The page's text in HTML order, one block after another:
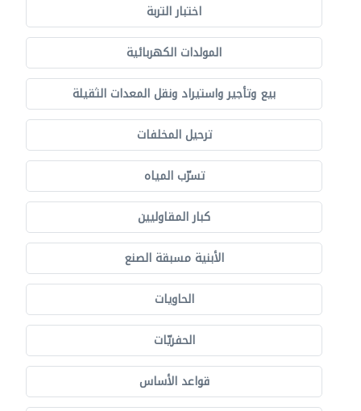
اختبار التربة
المولدات الكهربائية
بيع وتأجير واستيراد ونقل المعدات الثقيلة
ترحيل المخلفات
تسرّب المياه
كبار المقاوليين
الأبنية مسبقة الصنع
الحاويات
الحفريّات
قواعد الأساس